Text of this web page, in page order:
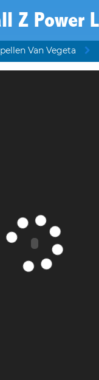
Z Power
Van Vegeta